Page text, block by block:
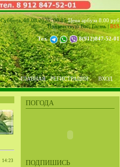
Суббота, 08.08.2026, 00:15Цена арбуза 8.00 руб
Приветствую Вас,Гость| RSS
Тел. 8(912)847-52-01
ГЛАВНАЯ РЕГИСТРАЦИЯ ВХОД
ПОГОДА
ПОДПИШИСЬ
14:23